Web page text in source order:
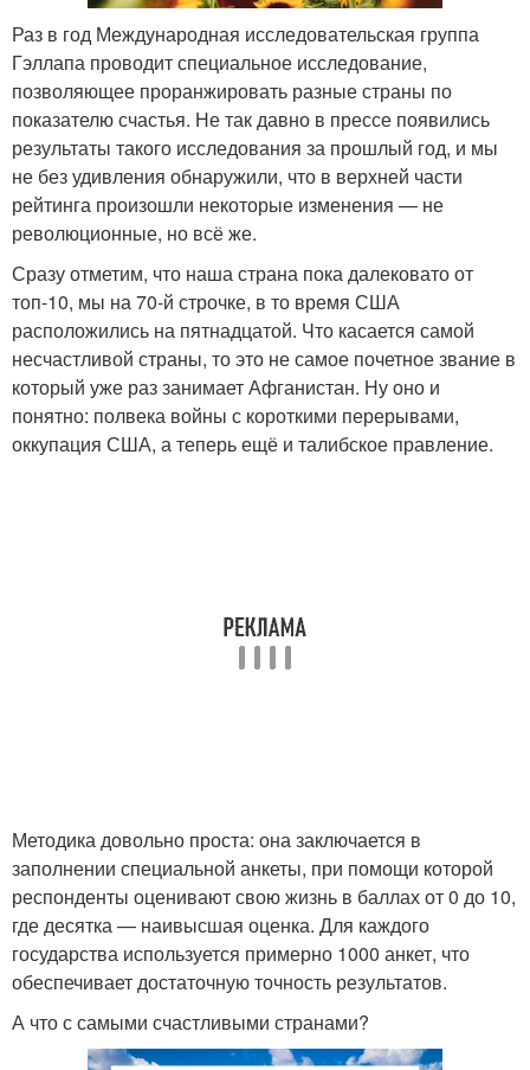
Раз в год Международная исследовательская группа
Гэллапа проводит специальное исследование,
позволяющее проранжировать разные страны по
показателю счастья. Не так давно в прессе появились
результаты такого исследования за прошлый год, и мы
не без удивления обнаружили, что в верхней части
рейтинга произошли некоторые изменения — не
революционные, но всё же.
Сразу отметим, что наша страна пока далековато от
топ-10, мы на 70-й строчке, в то время США
расположились на пятнадцатой. Что касается самой
несчастливой страны, то это не самое почетное звание в
который уже раз занимает Афганистан. Ну оно и
понятно: полвека войны с короткими перерывами,
оккупация США, а теперь ещё и талибское правление.
Методика довольно проста: она заключается в
заполнении специальной анкеты, при помощи которой
респонденты оценивают свою жизнь в баллах от 0 до 10,
где десятка — наивысшая оценка. Для каждого
государства используется примерно 1000 анкет, что
обеспечивает достаточную точность результатов.
А что с самыми счастливыми странами?